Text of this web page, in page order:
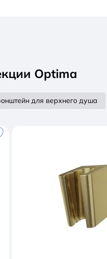
Optima
для верхнего душа